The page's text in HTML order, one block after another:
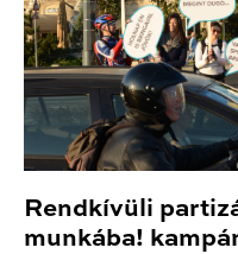
Rendkívüli
munkába!